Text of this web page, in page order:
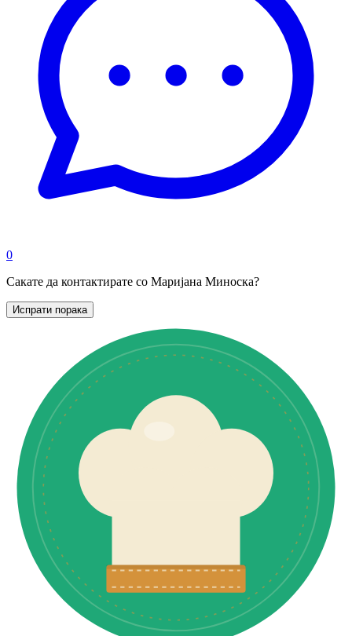
0
Сакате да контактирате со Маријана Миноска?
Испрати порака